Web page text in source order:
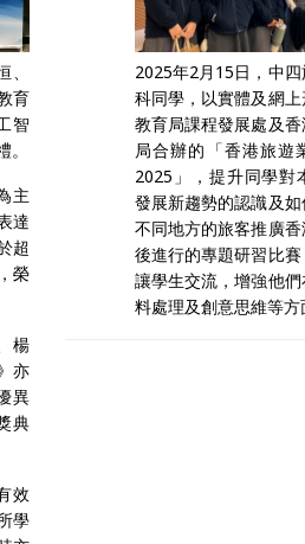
育
智
主
達
超
榮
楊
亦
異
典
效
學
2025年2月15日，中
科同學，以實體及網
教育局課程發展處及
局合辦的「香港旅遊
2025」，提升同學對
發展新趨勢的認識及如
不同地方的旅客推廣
後進行的專題研習比
讓學生交流，增強他
料處理及創意思維等方